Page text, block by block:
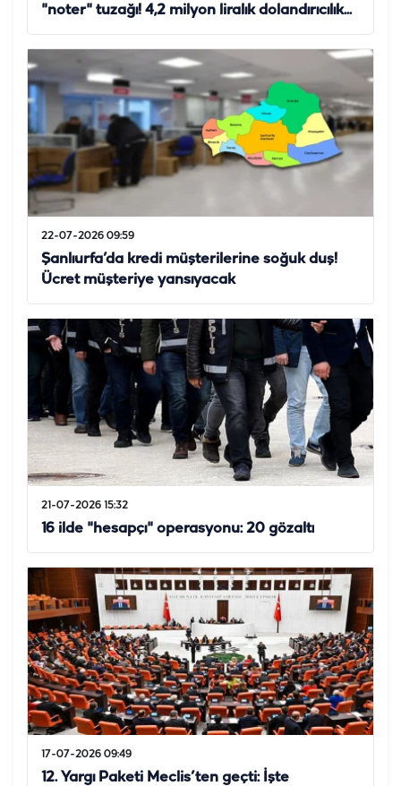
"noter" tuzağı! 4,2 milyon liralık dolandırıcılık...
22-07-2026 09:59
Şanlıurfa’da kredi müşterilerine soğuk duş!
Ücret müşteriye yansıyacak
21-07-2026 15:32
16 ilde "hesapçı" operasyonu: 20 gözaltı
17-07-2026 09:49
12. Yargı Paketi Meclis’ten geçti: İşte